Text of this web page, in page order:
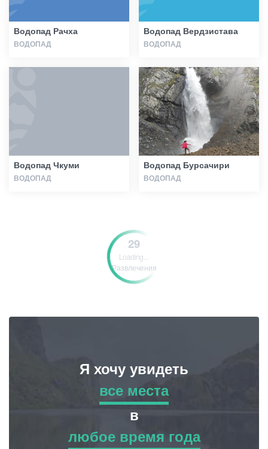
Водопад Рачха
ВОДОПАД
Водопад Вердзистава
ВОДОПАД
Водопад Чкуми
ВОДОПАД
Водопад Бурсачири
ВОДОПАД
29
Loading...
Развлечения
Я хочу увидеть
все места
все места
в
любое время года